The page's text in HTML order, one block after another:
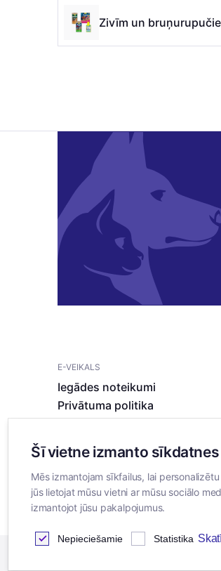
Zivīm un
E-VEIKALS
Iegādes noteikumi
Privātuma politika
Šī vietne izmanto sīkdatnes
Mēs izmantojam sīkfailus, lai
jūs lietojat mūsu vietni ar mūsu sociālo
izmantojot jūsu pakalpojumus.
Nepieciešamie Statistika